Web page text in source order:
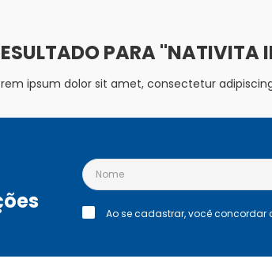
NATIVITA
ipsum dolor sit amet, consectetur
Ao se cadastrar, você concordar